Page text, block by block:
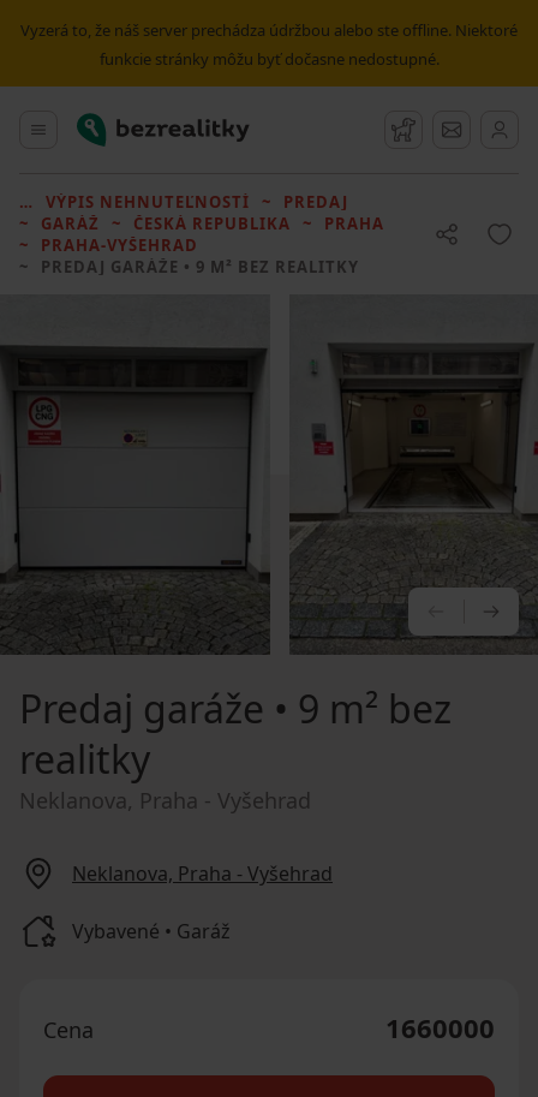
Vyzerá to, že náš server prechádza údržbou alebo ste offline. Niektoré
funkcie stránky môžu byť dočasne nedostupné.
Hlavné menu
Bezrealitky Strážny pes
Správy
VÝPIS NEHNUTEĽNOSTÍ
PREDAJ
GARÁŽ
ČESKÁ REPUBLIKA
PRAHA
PRAHA-VYŠEHRAD
PREDAJ GARÁŽE • 9 M² BEZ REALITKY
Predaj garáže • 9 m² bez
realitky
Neklanova, Praha - Vyšehrad
Neklanova, Praha - Vyšehrad
Vybavené • Garáž
Cena 1660000